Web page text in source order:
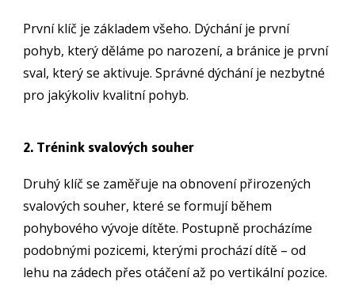
První klíč je základem všeho. Dýchání je první
pohyb, který děláme po narození, a bránice je první
sval, který se aktivuje. Správné dýchání je nezbytné
pro jakýkoliv kvalitní pohyb.
2. Trénink svalových souher
Druhý klíč se zaměřuje na obnovení přirozených
svalových souher, které se formují během
pohybového vývoje dítěte. Postupně procházíme
podobnými pozicemi, kterými prochází dítě – od
lehu na zádech přes otáčení až po vertikální pozice.